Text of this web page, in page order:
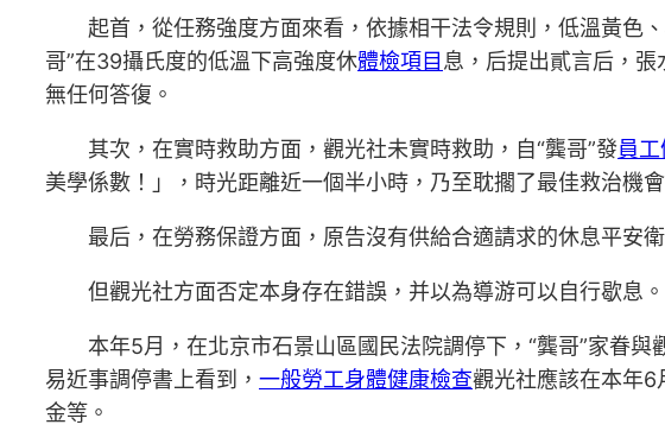
起首，從任務強度方面來看，依據相干法令規則，低溫黃色
哥”在39攝氏度的低溫下高強度休體檢項目 息，后提出貳言后，
無任何答復。
其次，在實時救助方面，觀光社未實時救助，自“龔哥”發員
美學係數！」，時光距離近一個半小時，乃至耽擱了最佳救治機會
最后，在勞務保證方面，原告沒有供給合適請求的休息平安
但觀光社方面否定本身存在錯誤，并以為導游可以自行歇息。
本年5月，在北京市石景山區國民法院調停下，“龔哥”家眷與
易近事調停書上看到， 一般勞工身體健康檢查觀光社應該在本年6
金等。